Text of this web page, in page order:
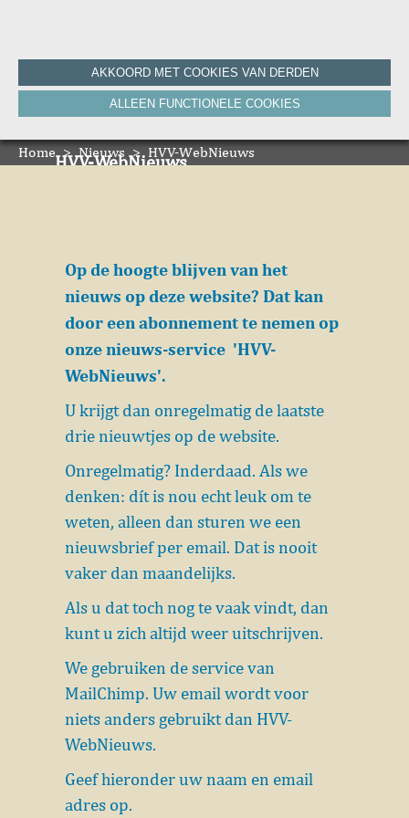
Home
Historie
Bronnen
Nieuws
HVV-WebNieuws
Vereniging
Foto's van de vereniging
ANBI
Contact
Zoeken
AKKOORD MET COOKIES VAN DERDEN
ALLEEN FUNCTIONELE COOKIES
Home > Nieuws > HVV-WebNieuws
Op de hoogte blijven van het
nieuws op deze website? Dat kan
door een abonnement te nemen op
onze nieuws-service 'HVV-
WebNieuws'.
U krijgt dan onregelmatig de laatste
drie nieuwtjes op de website.
Onregelmatig? Inderdaad. Als we
denken: dít is nou echt leuk om te
weten, alleen dan sturen we een
nieuwsbrief per email. Dat is nooit
vaker dan maandelijks.
Als u dat toch nog te vaak vindt, dan
kunt u zich altijd weer uitschrijven.
We gebruiken de service van
MailChimp. Uw email wordt voor
niets anders gebruikt dan HVV-
WebNieuws.
Geef hieronder uw naam en email
adres op.